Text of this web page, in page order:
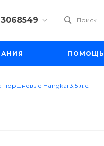
19:00
Поиск
ПОМОЩЬ
поршневые Hangkai 3,5 л.с.